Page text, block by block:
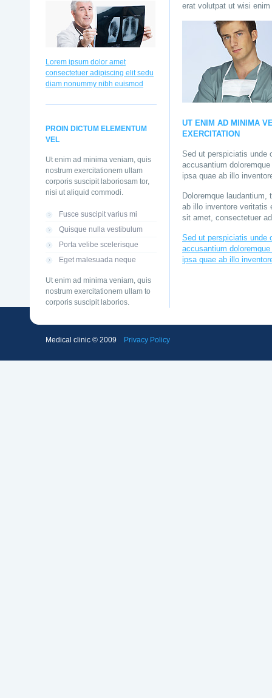
Lorem ipsum dolor amet
consectetuer adipiscing elit sedu
diam nonummy nibh euismod
PROIN DICTUM ELEMENTUM
VEL
Ut enim ad minima veniam, quis
nostrum exercitationem ullam
corporis suscipit laboriosam tor,
nisi ut aliquid commodi.
Fusce suscipit varius mi
Quisque nulla vestibulum
Porta velibe scelerisque
Eget malesuada neque
Ut enim ad minima veniam, quis
nostrum exercitationem ullam to
corporis suscipit laborios.
erat volutpat ut wisi
UT ENIM AD MINIMA
EXERCITATION
Sed ut perspiciatis unde
accusantium
ipsa quae ab illo
Doloremque laudantium,
ab illo inventore veritatis
sit amet, consectetuer
Sed ut perspiciatis unde
accusantium
ipsa quae ab illo
Medical clinic © 2009 Privacy Policy